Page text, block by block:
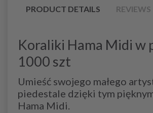
PRODUCT DETAILS REVIEWS
Koraliki Hama Midi w
1000 szt
Umieść swojego małego
piedestale dzięki tym
Hama Midi.